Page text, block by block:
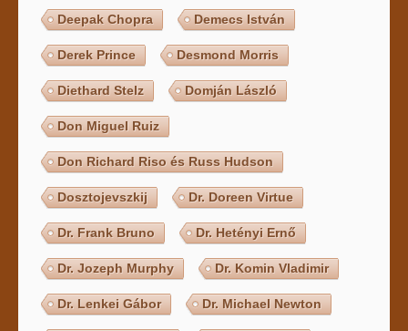
Deepak Chopra Demecs István
Derek Prince Desmond Morris
Diethard Stelz Domján László
Don Miguel Ruiz
Don Richard Riso és Russ Hudson
Dosztojevszkij Dr. Doreen Virtue
Dr. Frank Bruno Dr. Hetényi Ernő
Dr. Jozeph Murphy Dr. Komin Vladimir
Dr. Lenkei Gábor Dr. Michael Newton